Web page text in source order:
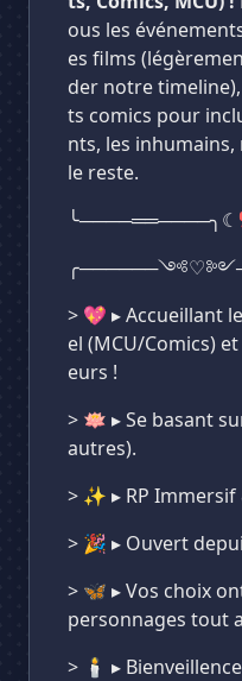
ous les
es films
der notre
ts comics pour
nts, les
le reste.
> 💖 ▸ Accueillant
el (MCU/Comics)
eurs !
> 🪷 ▸ Se basant
autres).
> ✨ ▸ RP
> 🎉 ▸ Ouvert
> 🦋 ▸ Vos choix
personnages tout
> 🕯️ ▸